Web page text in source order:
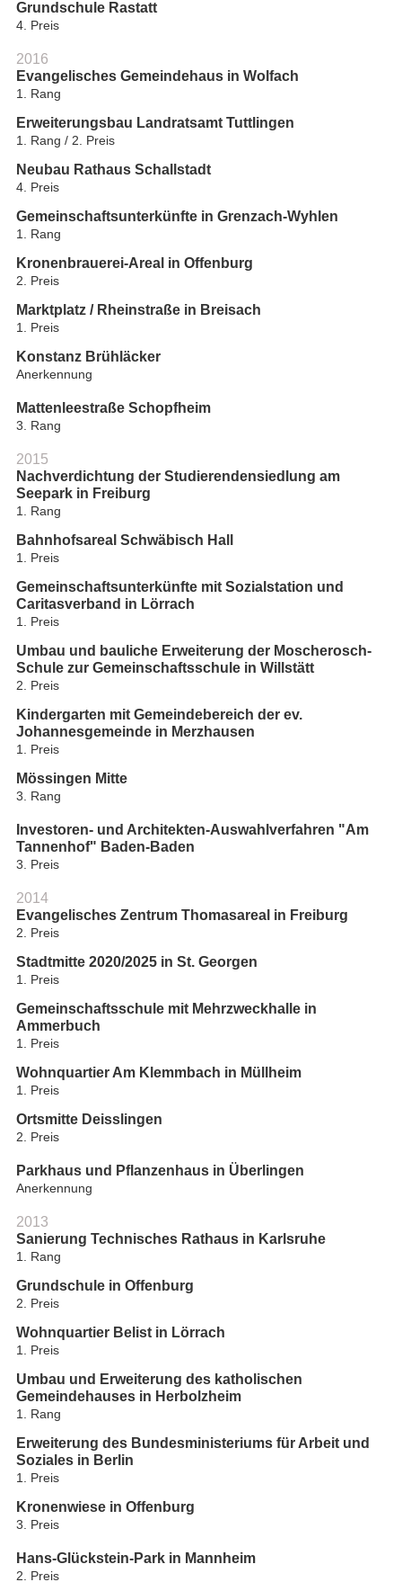
Grundschule Rastatt
4. Preis
2016
Evangelisches Gemeindehaus in Wolfach
1. Rang
Erweiterungsbau Landratsamt Tuttlingen
1. Rang / 2. Preis
Neubau Rathaus Schallstadt
4. Preis
Gemeinschaftsunterkünfte in Grenzach-Wyhlen
1. Rang
Kronenbrauerei-Areal in Offenburg
2. Preis
Marktplatz / Rheinstraße in Breisach
1. Preis
Konstanz Brühläcker
Anerkennung
Mattenleestraße Schopfheim
3. Rang
2015
Nachverdichtung der Studierendensiedlung am
Seepark in Freiburg
1. Rang
Bahnhofsareal Schwäbisch Hall
1. Preis
Gemeinschaftsunterkünfte mit Sozialstation und
Caritasverband in Lörrach
1. Preis
Umbau und bauliche Erweiterung der Moscherosch-
Schule zur Gemeinschaftsschule in Willstätt
2. Preis
Kindergarten mit Gemeindebereich der ev.
Johannesgemeinde in Merzhausen
1. Preis
Mössingen Mitte
3. Rang
Investoren- und Architekten-Auswahlverfahren "Am
Tannenhof" Baden-Baden
3. Preis
2014
Evangelisches Zentrum Thomasareal in Freiburg
2. Preis
Stadtmitte 2020/2025 in St. Georgen
1. Preis
Gemeinschaftsschule mit Mehrzweckhalle in
Ammerbuch
1. Preis
Wohnquartier Am Klemmbach in Müllheim
1. Preis
Ortsmitte Deisslingen
2. Preis
Parkhaus und Pflanzenhaus in Überlingen
Anerkennung
2013
Sanierung Technisches Rathaus in Karlsruhe
1. Rang
Grundschule in Offenburg
2. Preis
Wohnquartier Belist in Lörrach
1. Preis
Umbau und Erweiterung des katholischen
Gemeindehauses in Herbolzheim
1. Rang
Erweiterung des Bundesministeriums für Arbeit und
Soziales in Berlin
1. Preis
Kronenwiese in Offenburg
3. Preis
Hans-Glückstein-Park in Mannheim
2. Preis